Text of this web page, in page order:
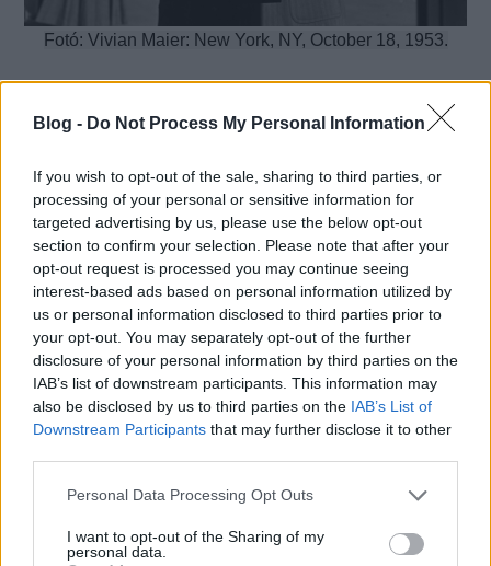
Blog - Do Not Process My Personal Information
If you wish to opt-out of the sale, sharing to third parties, or
processing of your personal or sensitive information for
targeted advertising by us, please use the below opt-out
section to confirm your selection. Please note that after your
opt-out request is processed you may continue seeing
interest-based ads based on personal information utilized by
us or personal information disclosed to third parties prior to
your opt-out. You may separately opt-out of the further
disclosure of your personal information by third parties on the
IAB’s list of downstream participants. This information may
also be disclosed by us to third parties on the IAB’s List of
Downstream Participants that may further disclose it to other
Please note that this website/app uses one or more Google
not limited to your visit or usage behaviour. You may click to
grant or deny consent to Google and its third-party tags to
Personal Data Processing Opt Outs
I want to opt-out of the Sharing of my
personal data.
Fotó: Vivian Maier: New York, NY, October 18, 1953.
Forrás: www.vivianmaier.com
vivian maier